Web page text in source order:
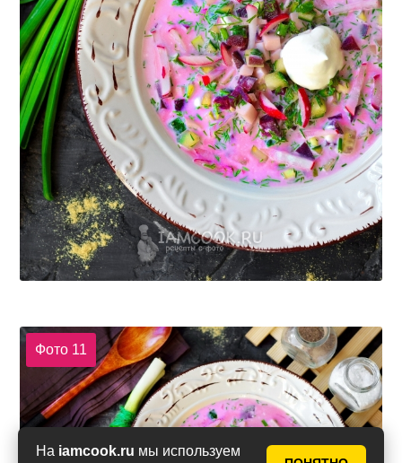
На iamcook.ru мы используем
Фото 11